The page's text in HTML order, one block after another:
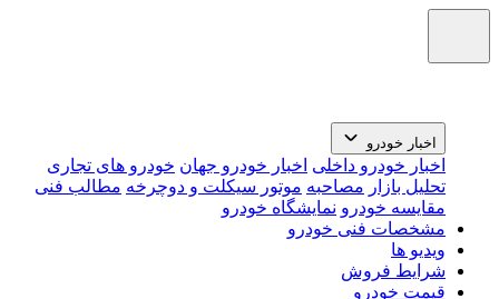
اخبار خودرو
اخبار خودرو داخلی اخبار خودرو جهان خودرو های تجاری
تحلیل بازار مصاحبه موتور سیکلت و دوچرخه مطالب فنی
مقایسه خودرو نمایشگاه خودرو
مشخصات فنی خودرو
ویدیو ها
شرایط فروش
قیمت خودرو